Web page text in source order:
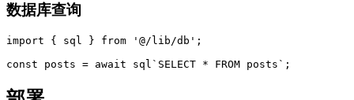
数据库查询
import { sql } from '@/lib/db';